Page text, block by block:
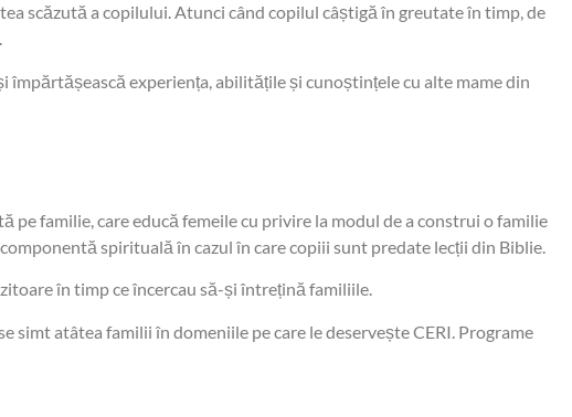
scăzută a copilului. Atunci când copilul câștigă în greutate în timp, de
experiența, abilitățile și cunoștințele cu alte mame din
pe familie, care educă femeile cu privire la modul de a construi o familie
spirituală în cazul în care copiii sunt predate lecții din Biblie.
în timp ce încercau să-și întrețină familiile.
simt atâtea familii în domeniile pe care le deservește CERI. Programe